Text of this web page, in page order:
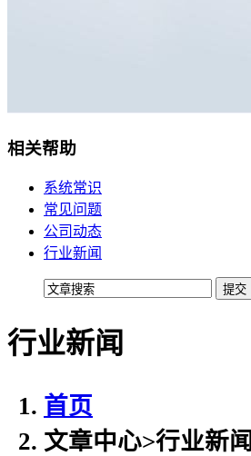
贴心的服务
机柜租用
BGP机柜租用
自建T4级别数据中心
双线机柜租用
电信机柜租用
电信直营数据中心
移动机柜租用
移动T4级数据中心
相关帮助
系统常识
常见问题
公司动态
行业新闻
行业新闻
首页
文章中心>行业新闻